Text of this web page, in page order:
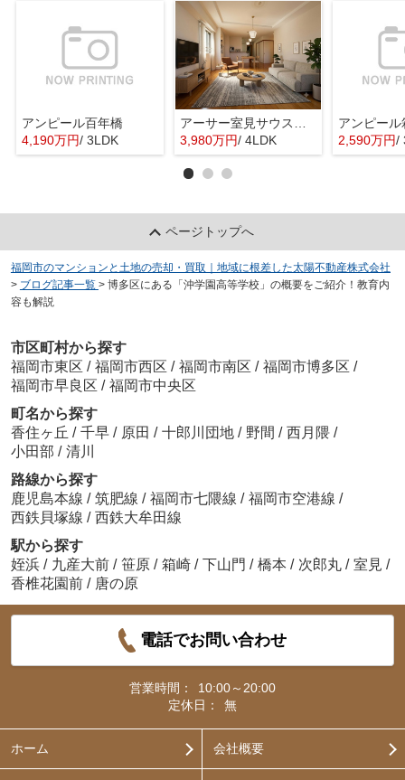
アンピール百年橋
4,190万円/ 3LDK
アーサー室見サウスステージ
3,980万円/ 4LDK
アンピール
2,590万円/
ページトップへ
福岡市のマンションと土地の売却・買取｜地域に根差した太陽不動産株式会社
> ブログ記事一覧 > 博多区にある「沖学園高等学校」の概要をご紹介！教育内
容も解説
市区町村から探す
福岡市東区 / 福岡市西区 / 福岡市南区 / 福岡市博多区 /
福岡市早良区 / 福岡市中央区
町名から探す
香住ヶ丘 / 千早 / 原田 / 十郎川団地 / 野間 / 西月隈 /
小田部 / 清川
路線から探す
鹿児島本線 / 筑肥線 / 福岡市七隈線 / 福岡市空港線 /
西鉄貝塚線 / 西鉄大牟田線
駅から探す
姪浜 / 九産大前 / 笹原 / 箱崎 / 下山門 / 橋本 / 次郎丸 / 室見 /
香椎花園前 / 唐の原
電話でお問い合わせ
営業時間：
10:00～20:00
定休日：
無
ホーム 会社概要